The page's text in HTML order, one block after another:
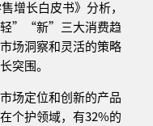
增长白皮书》分析，
”“新”三大消费趋
场洞察和灵活的策略
突围。
场定位和创新的产品
个护领域，有32%的